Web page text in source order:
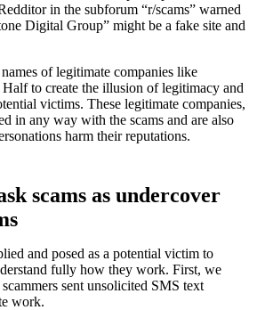
in the subforum “r/scams” warned
Digital Group” might be a fake site and
of legitimate companies like
to create the illusion of legitimacy and
victims. These legitimate companies,
in any way with the scams and are also
harm their reputations.
scams as undercover
and posed as a potential victim to
fully how they work. First, we
sent unsolicited SMS text
work.